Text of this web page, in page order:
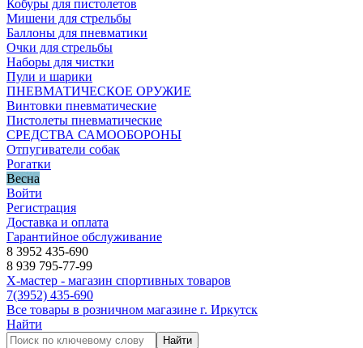
Кобуры для пистолетов
Мишени для стрельбы
Баллоны для пневматики
Очки для стрельбы
Наборы для чистки
Пули и шарики
ПНЕВМАТИЧЕСКОЕ ОРУЖИЕ
Винтовки пневматические
Пистолеты пневматические
СРЕДСТВА САМООБОРОНЫ
Отпугиватели собак
Рогатки
Весна
Войти
Регистрация
Доставка и оплата
Гарантийное обслуживание
8 3952 435-690
8 939 795-77-99
Х-мастер - магазин спортивных товаров
7(3952) 435-690
Все товары в розничном магазине г. Иркутск
Найти
Найти